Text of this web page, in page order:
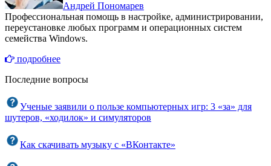
Андрей Пономарев
Профессиональная помощь в настройке, администрировании,
переустановке любых программ и операционных систем
семейства Windows.
подробнее
Последние вопросы
Ученые заявили о пользе компьютерных игр: 3 «за» для
шутеров, «ходилок» и симуляторов
Как скачивать музыку с «ВКонтакте»